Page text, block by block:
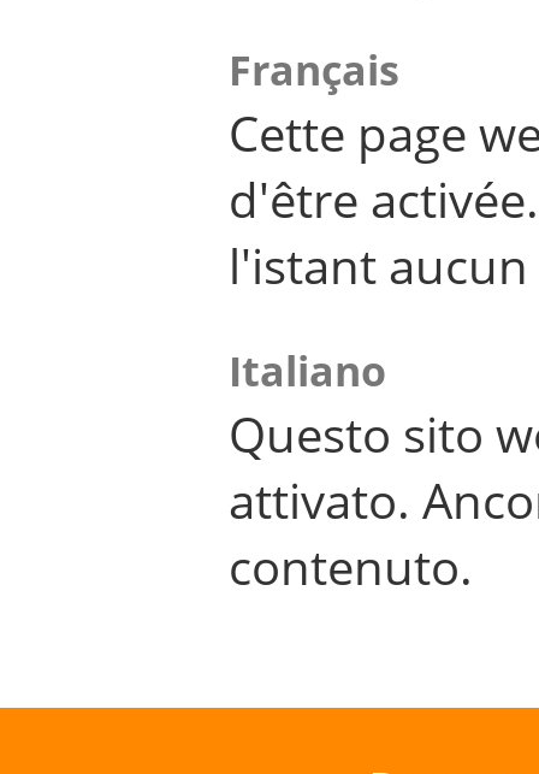
Français
Cette page
d'être
l'istant
Italiano
Questo sito
attivato.
contenuto.